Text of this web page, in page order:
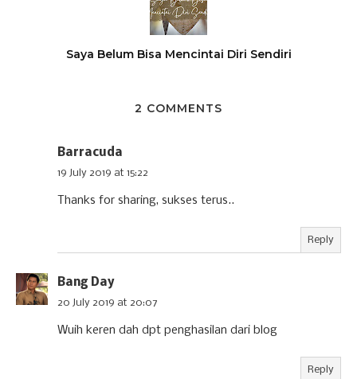
Saya Belum Bisa Mencintai Diri Sendiri
2 COMMENTS
Barracuda
19 July 2019 at 15:22
Thanks for sharing, sukses terus..
Reply
Bang Day
20 July 2019 at 20:07
Wuih keren dah dpt penghasilan dari blog
Reply